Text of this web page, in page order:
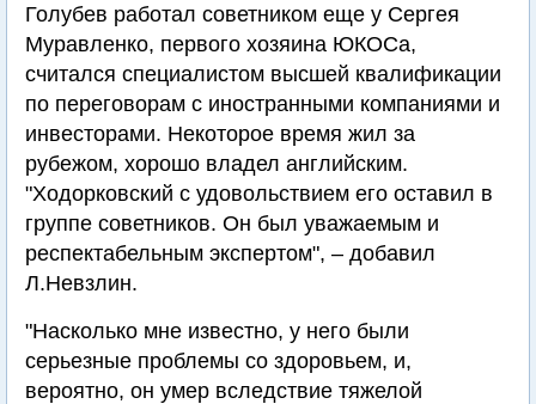
Голубев работал советником еще у Сергея
Муравленко, первого хозяина ЮКОСа,
считался специалистом высшей квалификации
по переговорам с иностранными компаниями и
инвесторами. Некоторое время жил за
рубежом, хорошо владел английским.
"Ходорковский с удовольствием его оставил в
группе советников. Он был уважаемым и
респектабельным экспертом", – добавил
Л.Невзлин.
"Насколько мне известно, у него были
серьезные проблемы со здоровьем, и,
вероятно, он умер вследствие тяжелой